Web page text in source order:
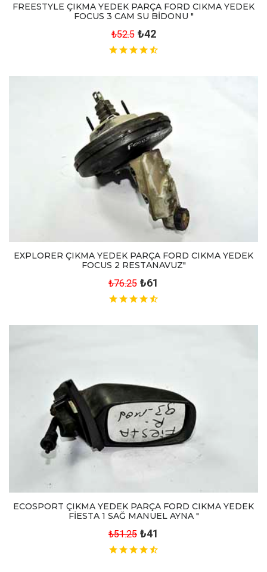
FREESTYLE ÇIKMA YEDEK PARÇA FORD CIKMA YEDEK
FOCUS 3 CAM SU BİDONU "
₺52.5 ₺42
EXPLORER ÇIKMA YEDEK PARÇA FORD CIKMA YEDEK
FOCUS 2 RESTANAVUZ"
₺76.25 ₺61
ECOSPORT ÇIKMA YEDEK PARÇA FORD CIKMA YEDEK
FİESTA 1 SAĞ MANUEL AYNA "
₺51.25 ₺41